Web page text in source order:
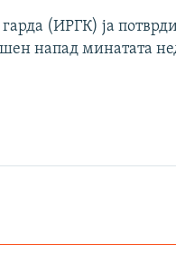
(ИРГК) ја
напад минатата